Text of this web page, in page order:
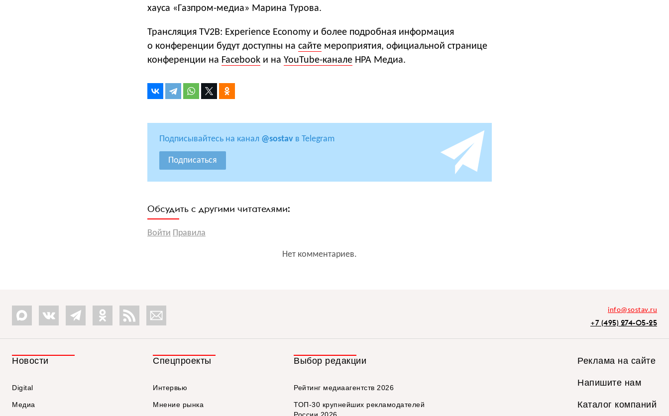
хауса «Газпром-медиа» Марина Турова.
Трансляция TV2B: Experience Economy и более подробная информация
о конференции будут доступны на сайте мероприятия, официальной странице
конференции на Facebook и на YouTube-канале НРА Медиа.
Подписывайтесь на канал @sostav в Telegram
Подписаться
Обсудить с другими читателями:
Войти Правила
Нет комментариев.
info@sostav.ru
+7 (495) 274-05-25
Новости
Digital
Медиа
Спецпроекты
Интервью
Мнение рынка
Выбор редакции
Рейтинг медиаагентств 2026
ТОП-30 крупнейших рекламодателей
России 2026
Реклама на сайте
Напишите нам
Каталог компаний